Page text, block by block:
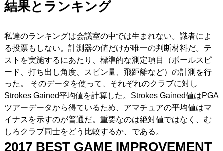
結果とランキング
私達のランキングは会議室の中では生まれない。識者によ
る投票もしない。計測器の値だけが唯一の判断材料だ。テ
ストを実施するにあたり、標準的な測定項目（ボールスピ
ード、打ち出し角度、スピン量、飛距離など）の計測を行
った。 そのデータを使って、それぞれのクラブに対し
Strokes Gained平均値を計算した。Strokes Gained値はPGA
ツアーデータから得ているため、アマチュアの平均値はマ
イナスを示すのが普通だ。重要なのは絶対値ではなく、む
しろクラブ同士をどう比較するか、である。
2017 BEST GAME IMPROVEMENT